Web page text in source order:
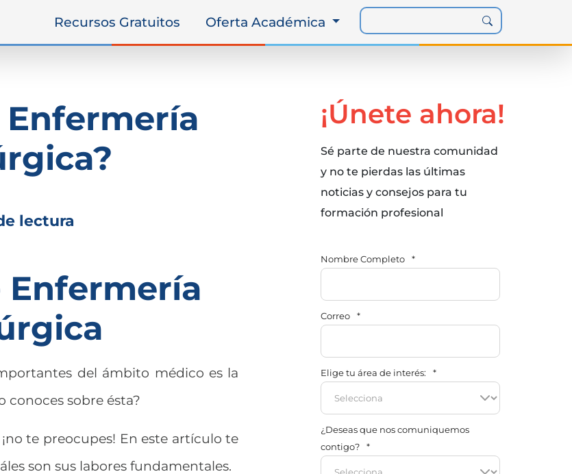
Recursos Gratuitos Oferta Académica
Enfermería
lectura
Enfermería
del ámbito médico es la
sobre ésta?
te preocupes! En este artículo te
son sus labores fundamentales.
¡Únete ahora!
Sé parte de nuestra comunidad
y no te pierdas las últimas
noticias y consejos para tu
formación profesional
Nombre Completo *
Correo *
Elige tu área de interés: *
¿Deseas que nos comuniquemos
contigo?
*